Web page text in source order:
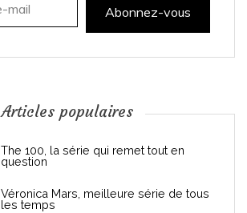
Abonnez-vous
Articles populaires
The 100, la série qui remet tout en
question
Véronica Mars, meilleure série de tous
les temps